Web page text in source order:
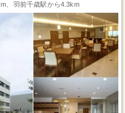
、羽前千歳駅から4.3km